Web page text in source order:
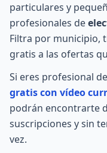
particulares y
profesionales de
Filtra por municipio,
gratis a las ofertas
Si eres profesional
gratis con vídeo
podrán encontrarte
suscripciones y sin
vez.